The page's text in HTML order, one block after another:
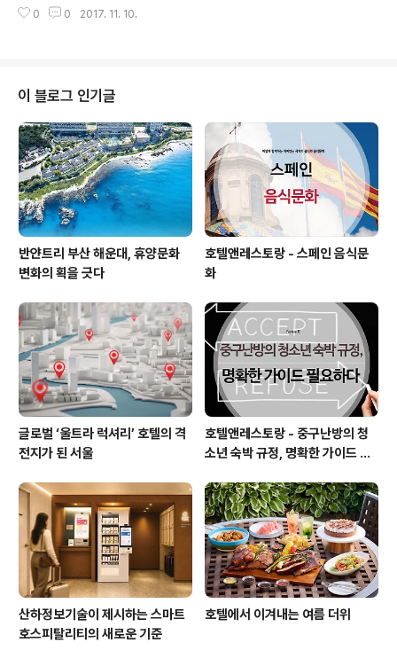
한강을 병풍으로 두른 전망이 델 비노의 명성을 실감케 한
해 열흘 간 러시아 본사에 출장을 다녀왔다. 러시아에 방문
한 식량문화의 조화를 엿볼 수 있는 나라다. 필자가 찾은 주
요 발견 사항을 소개하도록 한다. 현재 러시아 경제는 201
4년부터 2016년까지의 불황으로부터 매우 정체돼 있는
상태이나, 올해를 들어 조금씩 회복하고 있다. 이들의 경기
는 주로 석유 및 가스 가격의 하락, 그로인한 루블화가치 절
하, ..
0 0 2017. 11. 10.
이 블로그 인기글
반얀트리 부산 해운대, 휴양문화
변화의 획을 긋다
호텔앤레스토랑 - 스페인 음식문
화
글로벌 ‘울트라 럭셔리’ 호텔의 격
전지가 된 서울
호텔앤레스토랑 - 중구난방의 청
소년 숙박 규정, 명확한 가이드 필
산하정보기술이 제시하는 스마트
호스피탈리티의 새로운 기준
호텔에서 이겨내는 여름 더위